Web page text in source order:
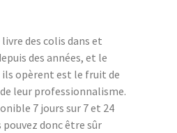
livre des colis dans et
des années, et le
ils opèrent est le fruit de
leur professionnalisme.
7 jours sur 7 et 24
pouvez donc être sûr